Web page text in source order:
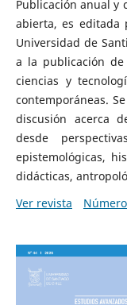
Publicación anual y
abierta, es editada
Universidad de
a la publicación
ciencias y
contemporáneas.
discusión acerca
desde
epistemológicas,
didácticas,
Ver revista